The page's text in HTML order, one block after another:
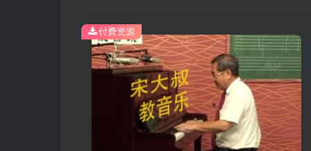
付费资源